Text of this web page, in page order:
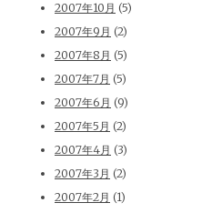
2007年10月 (5)
2007年9月 (2)
2007年8月 (5)
2007年7月 (5)
2007年6月 (9)
2007年5月 (2)
2007年4月 (3)
2007年3月 (2)
2007年2月 (1)